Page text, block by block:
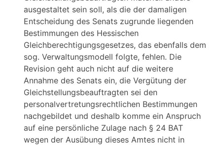
ausgestaltet sein soll, als die der damaligen
Entscheidung des Senats zugrunde liegenden
Bestimmungen des Hessischen
Gleichberechtigungsgesetzes, das ebenfalls dem
sog. Verwaltungsmodell folgte, fehlen. Die
Revision geht auch nicht auf die weitere
Annahme des Senats ein, die Vergütung der
Gleichstellungsbeauftragten sei den
personalvertretungsrechtlichen Bestimmungen
nachgebildet und deshalb komme ein Anspruch
auf eine persönliche Zulage nach § 24 BAT
wegen der Ausübung dieses Amtes nicht in